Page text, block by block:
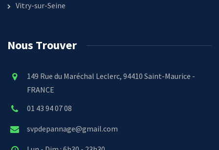
Vitry-sur-Seine
Nous Trouver
149 Rue du Maréchal Leclerc, 94410 Saint-Maurice -
FRANCE
01 43 94 07 08
svpdepannage@gmail.com